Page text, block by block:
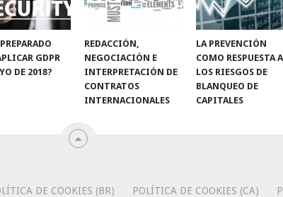
GDPR
DE 2018?
REDACCIÓN,
NEGOCIACIÓN E
INTERPRETACIÓN DE
CONTRATOS
INTERNACIONALES
LA PREVENCIÓN
COMO RESPUESTA A
LOS RIESGOS DE
BLANQUEO DE
CAPITALES
DE COOKIES (BR) POLÍTICA DE COOKIES (CA)